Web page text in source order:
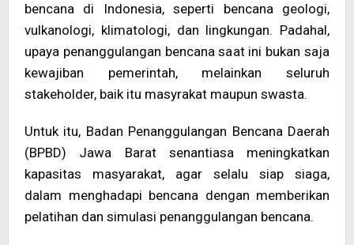
bencana di Indonesia, seperti bencana geologi,
vulkanologi, klimatologi, dan lingkungan. Padahal,
upaya penanggulangan bencana saat ini bukan saja
kewajiban pemerintah, melainkan seluruh
stakeholder, baik itu masyrakat maupun swasta.
Untuk itu, Badan Penanggulangan Bencana Daerah
(BPBD) Jawa Barat senantiasa meningkatkan
kapasitas masyarakat, agar selalu siap siaga,
dalam menghadapi bencana dengan memberikan
pelatihan dan simulasi penanggulangan bencana.